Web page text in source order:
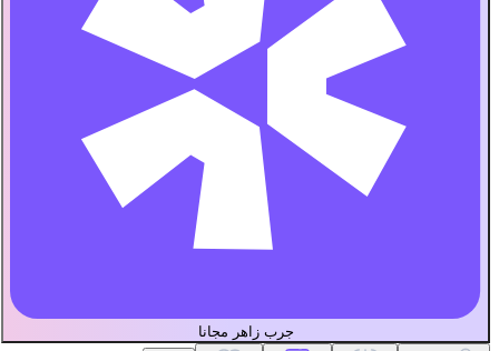
جرب زاهر مجانا